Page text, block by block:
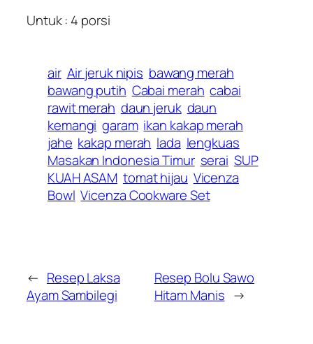
Untuk : 4 porsi
air Air jeruk nipis bawang merah
bawang putih Cabai merah cabai
rawit merah daun jeruk daun
kemangi garam ikan kakap merah
jahe kakap merah lada lengkuas
Masakan Indonesia Timur serai SUP
KUAH ASAM tomat hijau Vicenza
Bowl Vicenza Cookware Set
← Resep Laksa
Ayam Sambilegi
Resep Bolu Sawo
Hitam Manis →